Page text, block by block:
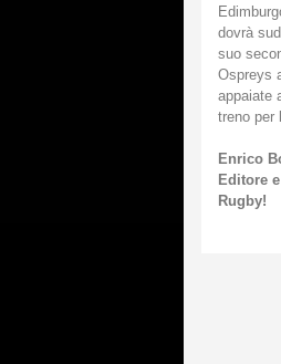
dovrà
suo
Ospreys
appaiate
treno per
Enrico
Editore
Rugby!